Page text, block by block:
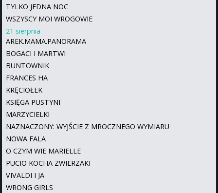
TYLKO JEDNA NOC
WSZYSCY MOI WROGOWIE
21 sierpnia
AREK.MAMA.PANORAMA
BOGACI I MARTWI
BUNTOWNIK
FRANCES HA
KRĘCIOŁEK
KSIĘGA PUSTYNI
MARZYCIELKI
NAZNACZONY: WYJŚCIE Z MROCZNEGO WYMIARU
NOWA FALA
O CZYM WIE MARIELLE
PUCIO KOCHA ZWIERZAKI
VIVALDI I JA
WRONG GIRLS